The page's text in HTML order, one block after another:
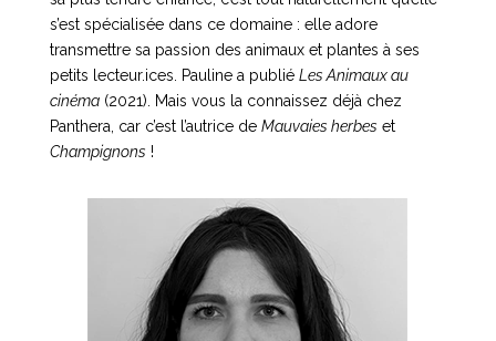
s’est spécialisée dans ce domaine : elle adore
transmettre sa passion des animaux et plantes à ses
petits lecteur.ices. Pauline a publié Les Animaux au
cinéma (2021). Mais vous la connaissez déjà chez
Panthera, car c’est l’autrice de Mauvaies herbes
et
Champignons !